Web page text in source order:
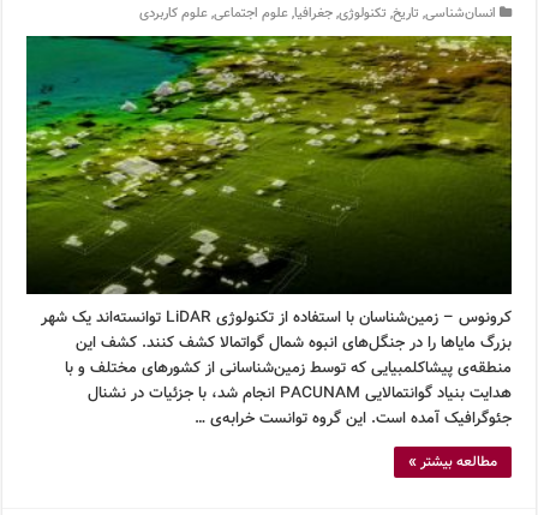
انسان‌شناسی, تاریخ, تکنولوژی,جغرافیا,علوم اجتماعی,علوم کاربردی
کرونوس – زمین‌شناسان با استفاده از تکنولوژی LiDAR توانسته‌اند یک شهر
بزرگ مایاها را در جنگل‌های انبوه شمال گواتمالا کشف کنند. کشف این
منطقه‌ی پیشاکلمبیایی که توسط زمین‌شناسانی از کشورهای مختلف و با
هدایت بنیاد گوانتمالایی PACUNAM انجام شد، با جزئیات در نشنال
جئوگرافیک آمده است. این گروه توانست خرابه‌ی …
مطالعه بیشتر »